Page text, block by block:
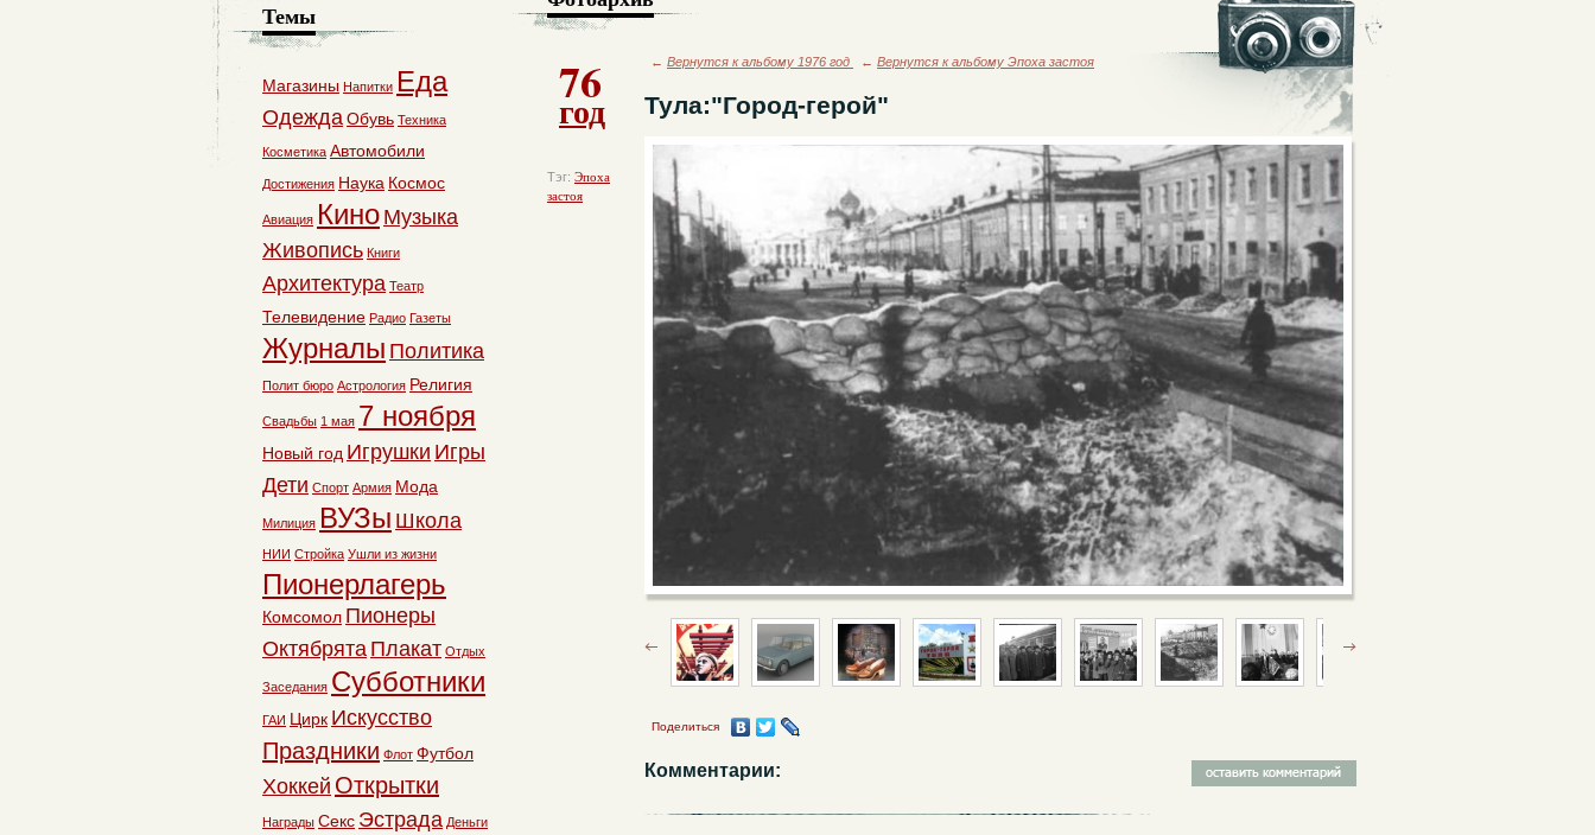
76
год
Тэг: Эпоха
застоя
← Вернутся к альбому 1976 год ← Вернутся к альбому Эпоха застоя
Тула:"Город-герой"
Поделиться
Комментарии:
Темы
Магазины Напитки Еда
ОдеждаОбувь Техника
Косметика Автомобили
Достижения Наука Космос
Авиация Кино Музыка
Живопись Книги
Архитектура Театр
Телевидение Радио Газеты
Журналы Политика
Полит бюро Астрология Религия
Свадьбы 1 мая 7 ноября
Новый год Игрушки Игры
Дети Спорт Армия Мода
Милиция ВУЗы Школа
НИИ Стройка Ушли из жизни
Пионерлагерь
Комсомол Пионеры
Октябрята Плакат Отдых
Заседания Субботники
ГАИ Цирк Искусство
Праздники Флот Футбол
Хоккей Открытки
Награды Секс Эстрада Деньги